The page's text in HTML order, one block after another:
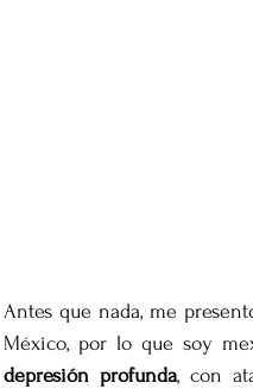
Antes que nada, me
México, por lo que soy
depresión profunda, con